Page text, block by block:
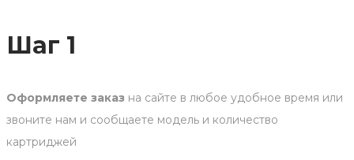
Шаг 1
Оформляете заказ на сайте в любое удобное время или
звоните нам и сообщаете модель и количество
картриджей